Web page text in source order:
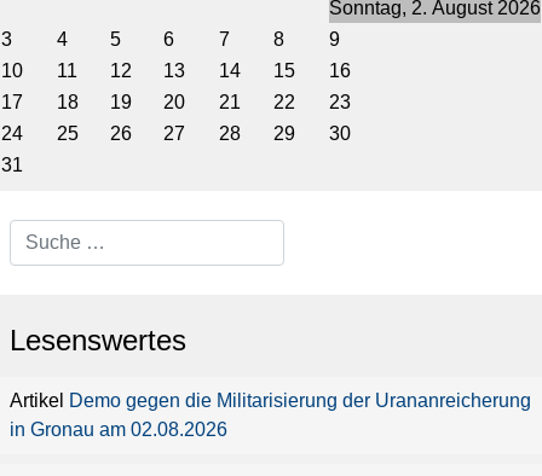
Sonntag, 2. August 2026
3
4 5 6 7 8
9
10
11 12 13 14 15
16
17
18 19 20 21 22
23
24
25 26 27 28 29
30
31
Lesenswertes
Demo gegen die Militarisierung der Urananreicherung
in Gronau am 02.08.2026